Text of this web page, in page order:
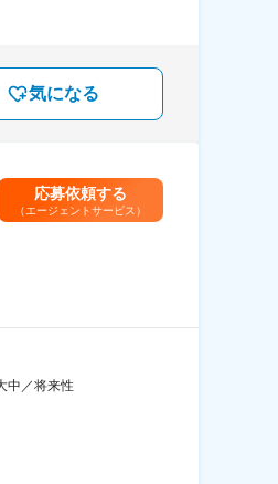
気になる
応募依頼する
（エージェントサービス）
中／将来性